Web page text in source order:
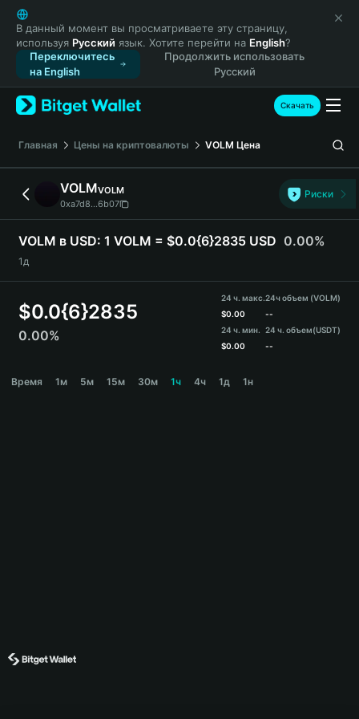
English
日本語
Tiếng Việt
Русский
Español (Latinoamérica)
Türkçe
Français
Deutsch
繁體中文
Português (Portugal)
Bahasa Indonesia
ภาษาไทย
हिन्दी
Español
Português (Brasil)
В данный момент вы просматриваете эту страницу,
используя Русский язык. Хотите перейти на English?
Переключитесь
на English
Продолжить использовать
Русский
Скачать
Главная Цены на криптовалюты VOLM Цена
VOLMVOLM
0xa7d8...6b07
Риски
VOLM в USD: 1 VOLM = $0.0{6}2835 USD 0.00%
1д
$0.0{6}2835
0.00%
24 ч. макс.
$0.00
24 ч. мин.
$0.00
24ч объем (VOLM)
--
24 ч. объем(USDT)
--
Время 1м 5м 15м 30м 1ч 4ч 1д 1н